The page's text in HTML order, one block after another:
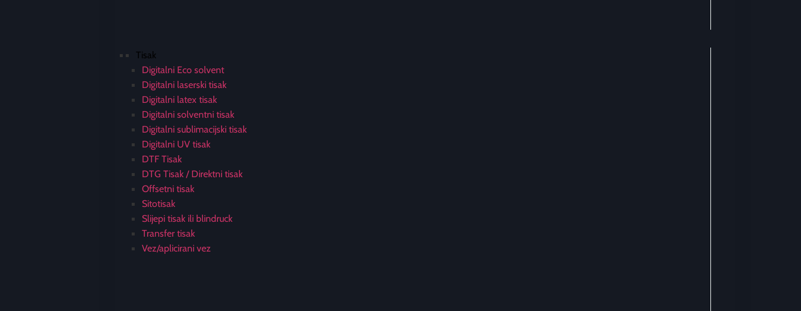
Tisak
Digitalni Eco solvent
Digitalni laserski tisak
Digitalni latex tisak
Digitalni solventni tisak
Digitalni sublimacijski tisak
Digitalni UV tisak
DTF Tisak
DTG Tisak / Direktni tisak
Offsetni tisak
Sitotisak
Slijepi tisak ili blindruck
Transfer tisak
Vez/aplicirani vez